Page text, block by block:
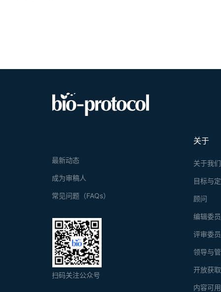
关于
关于我们
目标与
顾问
编辑委
评审委
领导与
开放获
内容可
最新动态
成为审稿人
常见问题（FAQs）
扫码关注公众号